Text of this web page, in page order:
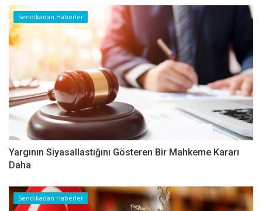
Sendikadan Haberler
Yargının Siyasallastığını Gösteren Bir Mahkeme Kararı
Daha
Sendikadan Haberler